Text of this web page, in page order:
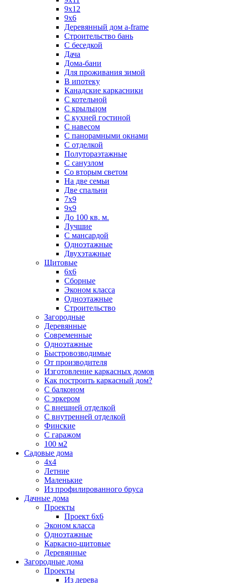
9х12
9х6
Деревянный дом a-frame
Строительство бань
С беседкой
Дача
Дома-бани
Для проживания зимой
В ипотеку
Канадские каркасники
С котельной
С крыльцом
С кухней гостиной
С навесом
С панорамными окнами
С отделкой
Полутораэтажные
С санузлом
Со вторым светом
На две семьи
Две спальни
7х9
9х9
До 100 кв. м.
Лучшие
С мансардой
Одноэтажные
Двухэтажные
Щитовые
6х6
Сборные
Эконом класса
Одноэтажные
Строительство
Загородные
Деревянные
Современные
Одноэтажные
Быстровозводимые
От производителя
Изготовление каркасных домов
Как построить каркасный дом?
С балконом
С эркером
С внешней отделкой
С внутренней отделкой
Финские
С гаражом
100 м2
Садовые дома
4х4
Летние
Маленькие
Из профилированного бруса
Дачные дома
Проекты
Проект 6х6
Эконом класса
Одноэтажные
Каркасно-щитовые
Деревянные
Загородные дома
Проекты
Из дерева